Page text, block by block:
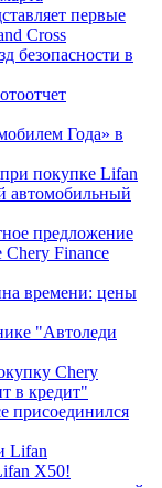
первые
Cross
безопасности в
Года» в
покупке Lifan
автомобильный
предложение
Finance
времени: цены
"Автоледи
Chery
в кредит"
присоединился
Lifan
X50!